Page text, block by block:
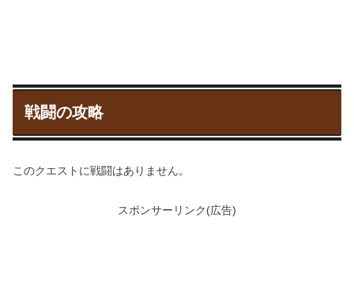
戦闘の攻略
このクエストに戦闘はありません。
スポンサーリンク(広告)